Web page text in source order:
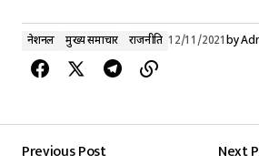
नेशनल मुख्य समाचार राजनीति 12/11/2021by
Previous Post
Next